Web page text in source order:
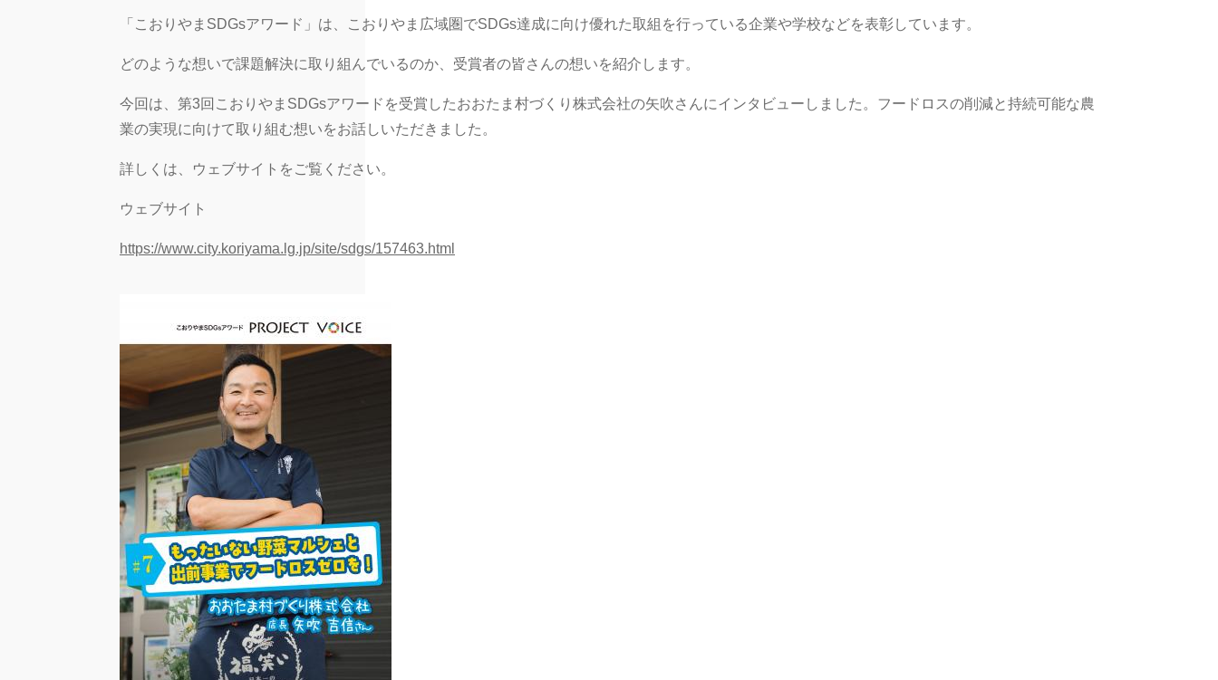
「こおりやまSDGsアワード」は、こおりやま広域圏でSDGs達成に向け優れた取組を行っている企業や学校などを表彰しています。
どのような想いで課題解決に取り組んでいるのか、受賞者の皆さんの想いを紹介します。
今回は、第3回こおりやまSDGsアワードを受賞したおおたま村づくり株式会社の矢吹さんにインタビューしました。フードロスの削減と持続可能な農
業の実現に向けて取り組む想いをお話しいただきました。
詳しくは、ウェブサイトをご覧ください。
ウェブサイト
https://www.city.koriyama.lg.jp/site/sdgs/157463.html